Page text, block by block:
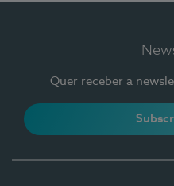
Quer receber a